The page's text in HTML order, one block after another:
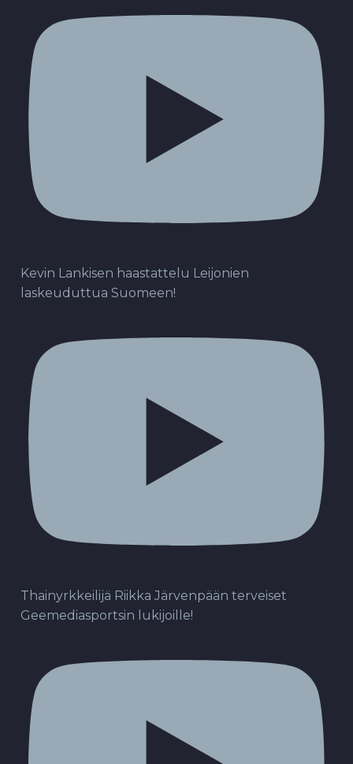
Kevin Lankisen haastattelu Leijonien
laskeuduttua Suomeen!
Thainyrkkeilijä Riikka Järvenpään terveiset
Geemediasportsin lukijoille!